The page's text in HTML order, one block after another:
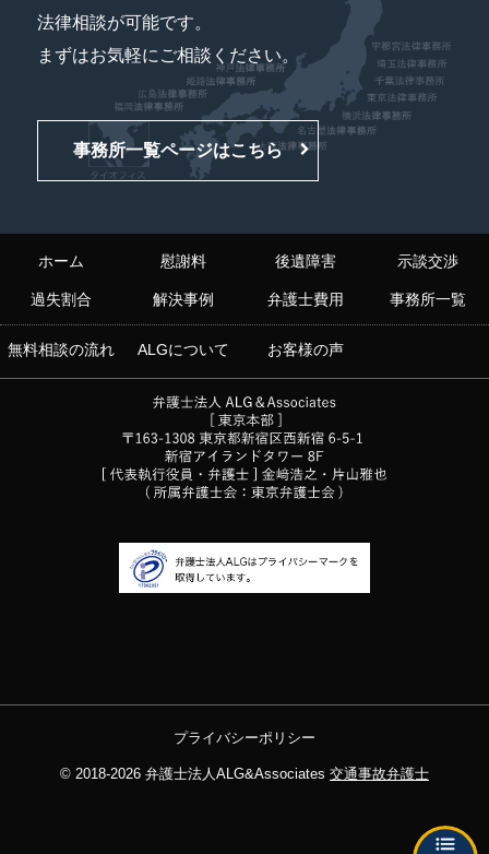
法律相談が可能です。
まずはお気軽にご相談ください。
事務所一覧ページはこちら
ホーム 慰謝料 後遺障害 示談交渉
過失割合 解決事例 弁護士費用 事務所一覧
無料相談の流れ ALGについて お客様の声
プライバシーポリシー
© 2018-2026 弁護士法人ALG&Associates 交通事故弁護士